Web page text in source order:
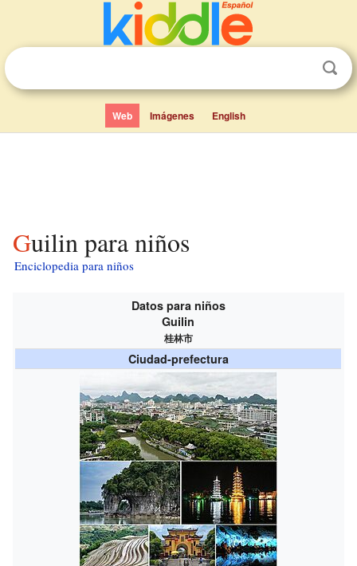
Web Imágenes English
Guilin para niños
Enciclopedia para niños
Datos para niños
Guilin
桂林市
Ciudad-prefectura